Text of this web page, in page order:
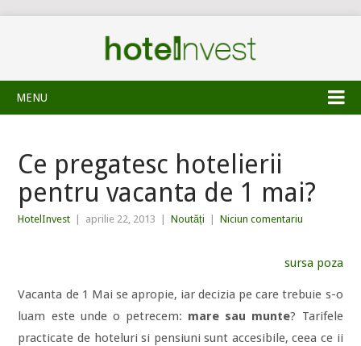
MENU
Ce pregatesc hotelierii
pentru vacanta de 1 mai?
HotelInvest aprilie 22, 2013 Noutăți Niciun comentariu
sursa poza
Vacanta de 1 Mai se apropie, iar decizia pe care trebuie s-o
luam este unde o petrecem: mare sau munte? Tarifele
practicate de hoteluri si pensiuni sunt accesibile, ceea ce ii